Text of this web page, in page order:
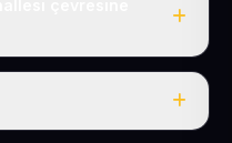
tüm Pınarbaşı ve